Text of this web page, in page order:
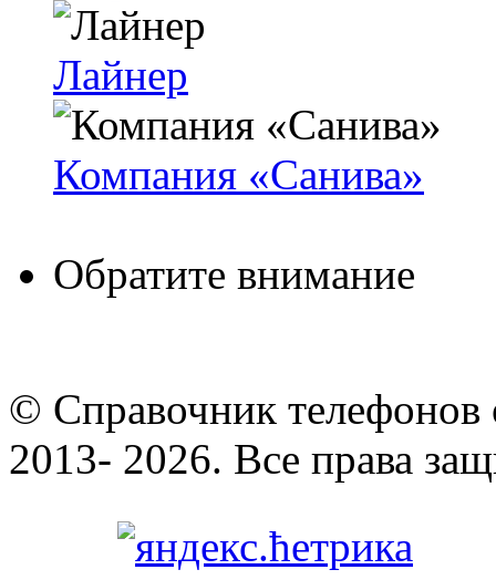
Лайнер
Компания «Санива»
Обратите внимание
© Cправочник телефонов
2013- 2026. Все права